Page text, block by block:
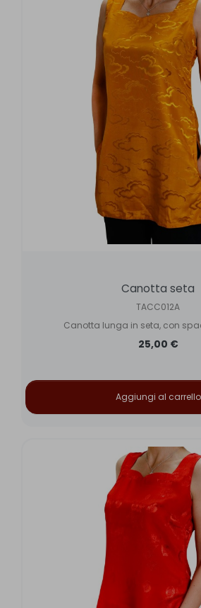
Canotta seta
TACC012A
Canotta lunga in seta, con
25,00 €
Aggiungi al carrello